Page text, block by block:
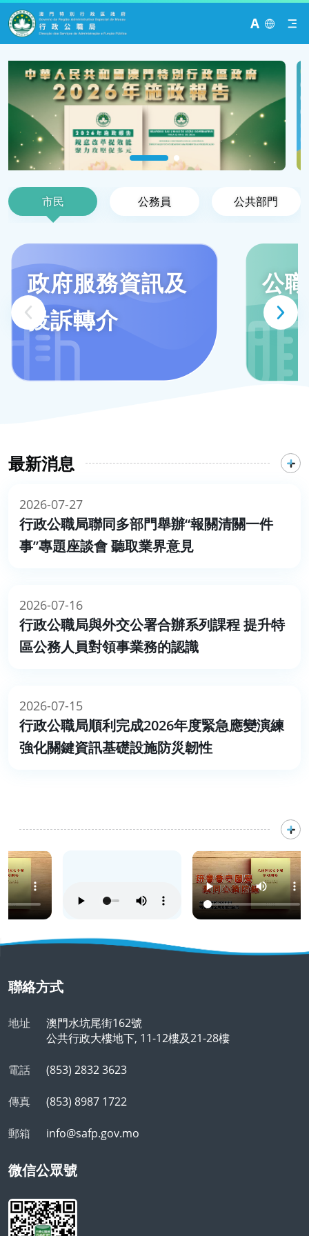
A
市民 公務員 公共部門
政府服務資訊及
投訴轉介
公
最新消息
2026-07-27
行政公職局聯同多部門舉辦“報關清關一件
事”專題座談會 聽取業界意見
2026-07-16
行政公職局與外交公署合辦系列課程 提升特
區公務人員對領事業務的認識
2026-07-15
行政公職局順利完成2026年度緊急應變演練
強化關鍵資訊基礎設施防災韌性
聯絡方式
地址
澳門水坑尾街162號
公共行政大樓地下, 11-12樓及21-28樓
電話 (853) 2832 3623
傳真 (853) 8987 1722
郵箱 info@safp.gov.mo
微信公眾號